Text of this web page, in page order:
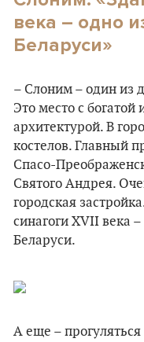
века – одно
Беларуси»
– Слоним – один из
Это место с богатой
архитектурой. В
костелов. Главный
Спасо-
Святого Андрея.
городская
синагоги XVII века
Беларуси.
А еще –